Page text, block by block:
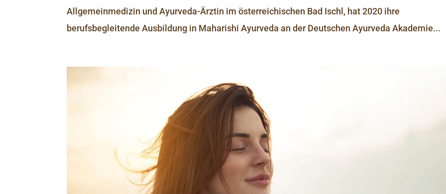
Allgemeinmedizin und Ayurveda-Ärztin im österreichischen Bad Ischl, hat 2020 ihre
berufsbegleitende Ausbildung in Maharishi Ayurveda an der Deutschen Ayurveda Akademie...